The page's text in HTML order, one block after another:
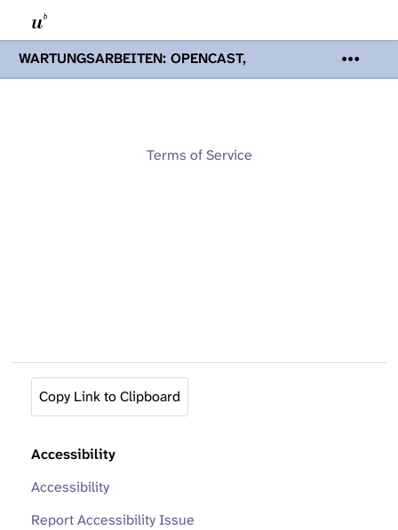
WARTUNGSARBEITEN: OPENCAST,
PODCASTS & TOBIRA
Mi 19. August
Opencast-Videos und Tobira nicht zur
Terms of Service
Copy Link to Clipboard
Accessibility
Accessibility
Report Accessibility Issue